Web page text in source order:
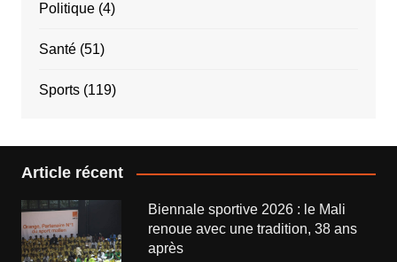
Politique(4)
Santé(51)
Sports(119)
Article récent
Biennale sportive 2026 : le Mali
renoue avec une tradition, 38 ans
après